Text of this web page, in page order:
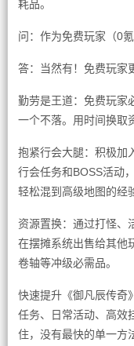
耗品。
问：作为免费玩家（0
答：当然有！免费玩家
勤劳是王道：免费玩家
一个不落。用时间换取
抱紧行会大腿：积极加
行会任务和BOSS活动
轻松混到高级地图的经
资源置换：通过打怪、
在摆摊系统出售给其他
卷轴等冲级必需品。
快速提升《御凡辰传奇
任务、日常活动、高效
住，没有最快的单一方